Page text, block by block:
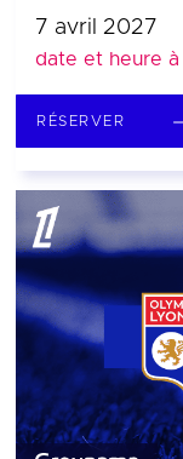
7 avril 2027
date et heure
RÉSERVER